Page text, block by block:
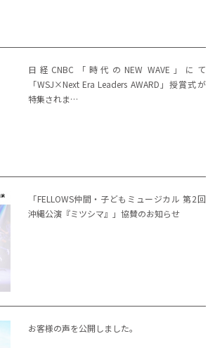
日経CNBC「時代のNEW WAVE」にて
「WSJ×Next Era Leaders AWARD」授賞式が
特集されま…
「FELLOWS仲間・子どもミュージカル 第2回
沖縄公演『ミツシマ』」協賛のお知らせ
お客様の声を公開しました。